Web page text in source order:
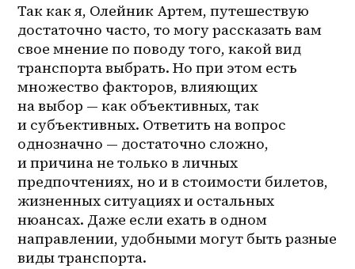
Так как я, Олейник Артем, путешествую
достаточно часто, то могу рассказать вам
свое мнение по поводу того, какой вид
транспорта выбрать. Но при этом есть
множество факторов, влияющих
на выбор — как объективных, так
и субъективных. Ответить на вопрос
однозначно — достаточно сложно,
и причина не только в личных
предпочтениях, но и в стоимости билетов,
жизненных ситуациях и остальных
нюансах. Даже если ехать в одном
направлении, удобными могут быть разные
виды транспорта.